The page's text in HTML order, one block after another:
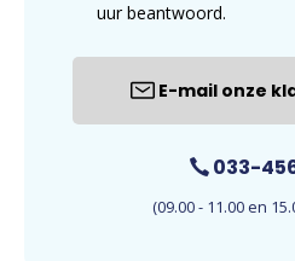
uur beantwoord.
E-mail onze
033-
(09.00 - 11.00 en